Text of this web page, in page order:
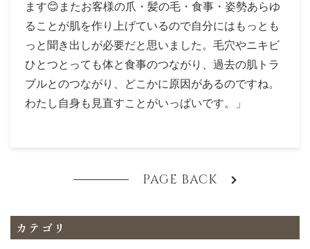
ます😊またお客様の爪・髪の毛・食事・姿勢あらゆ
ることが肌を作り上げているので自分にはもっとも
っと聞き出しが必要だと思いました。毛穴やニキビ
ひとつとっても体と食事のつながり、過去の肌トラ
ブルとのつながり、どこかに原因があるのですね。
わたし自身も見直すことがいっぱいです。」
PAGE BACK
カテゴリ